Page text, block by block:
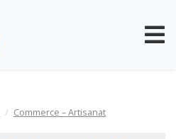
Commerce – Artisanat